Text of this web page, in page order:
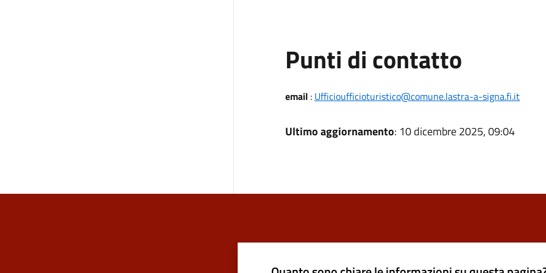
Punti di contatto
email: Ufficioufficioturistico@comune.lastra-a-signa.fi.it
Ultimo aggiornamento: 10 dicembre 2025, 09:04